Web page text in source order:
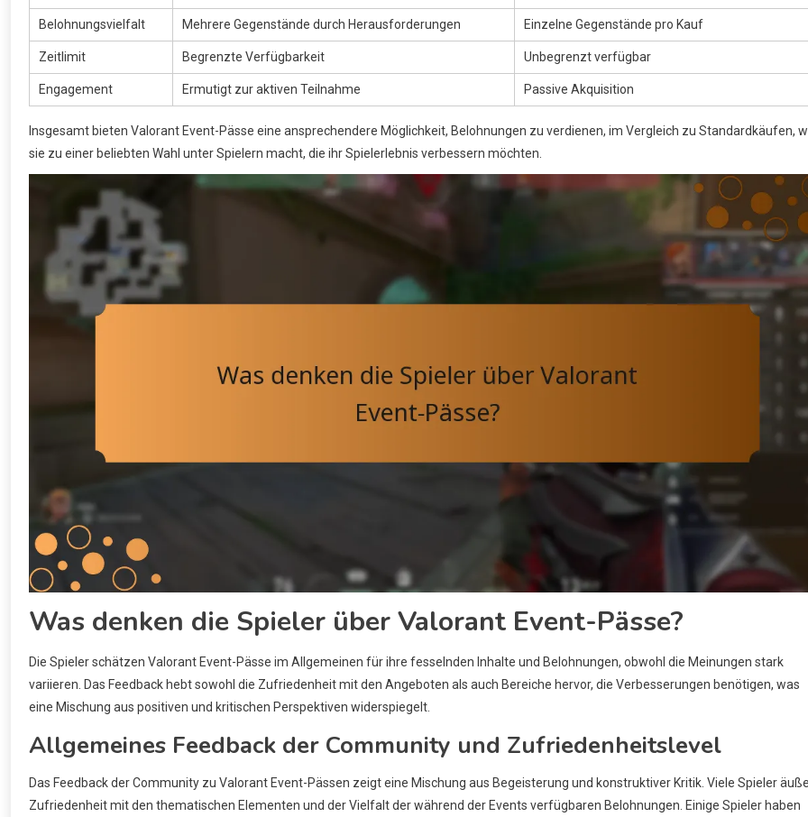
Belohnungsvielfalt Mehrere Gegenstände durch Herausforderungen Einzelne Gegenstände pro Kauf
Zeitlimit Begrenzte Verfügbarkeit Unbegrenzt verfügbar
Engagement Ermutigt zur aktiven Teilnahme Passive Akquisition
Insgesamt bieten Valorant Event-Pässe eine ansprechendere Möglichkeit, Belohnungen zu verdienen, im Vergleich zu Standardkäufen,
sie zu einer beliebten Wahl unter Spielern macht, die ihr Spielerlebnis verbessern möchten.
Was denken die Spieler über Valorant Event-Pässe?
Die Spieler schätzen Valorant Event-Pässe im Allgemeinen für ihre fesselnden Inhalte und Belohnungen, obwohl die Meinungen stark
variieren. Das Feedback hebt sowohl die Zufriedenheit mit den Angeboten als auch Bereiche hervor, die Verbesserungen benötigen, was
eine Mischung aus positiven und kritischen Perspektiven widerspiegelt.
Allgemeines Feedback der Community und Zufriedenheitslevel
Das Feedback der Community zu Valorant Event-Pässen zeigt eine Mischung aus Begeisterung und konstruktiver Kritik. Viele Spieler
Zufriedenheit mit den thematischen Elementen und der Vielfalt der während der Events verfügbaren Belohnungen. Einige Spieler haben